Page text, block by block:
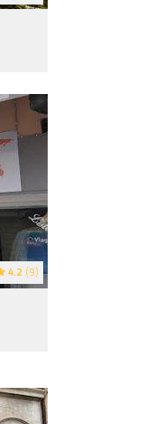
4.2 (9)